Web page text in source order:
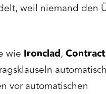
weil niemand den
wie Ironclad,
vor automatischen